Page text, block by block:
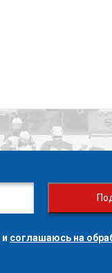
и соглашаюсь на